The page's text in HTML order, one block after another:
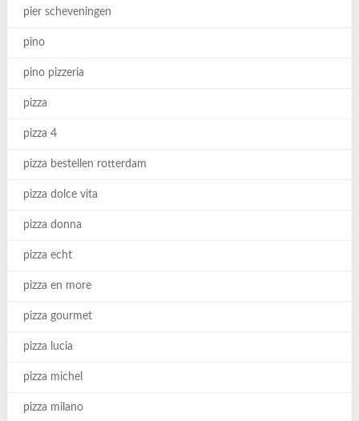
pier scheveningen
pino
pino pizzeria
pizza
pizza 4
pizza bestellen rotterdam
pizza dolce vita
pizza donna
pizza echt
pizza en more
pizza gourmet
pizza lucia
pizza michel
pizza milano